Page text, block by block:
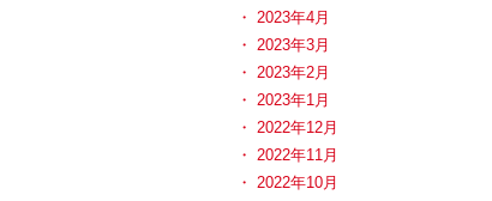
2023年4月
2023年3月
2023年2月
2023年1月
2022年12月
2022年11月
2022年10月